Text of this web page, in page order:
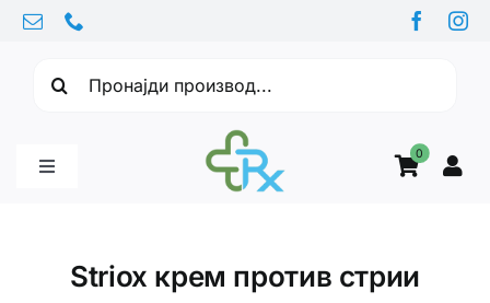
Skip
content
0
Toggle
Striox крем против стрии